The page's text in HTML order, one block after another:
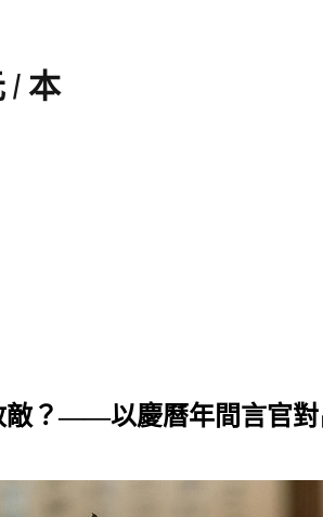
/ 本
敵？——以慶曆年間言官對